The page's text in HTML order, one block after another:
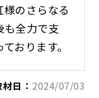
のさらなる
も全力で支
おります。
日： 2024/07/03